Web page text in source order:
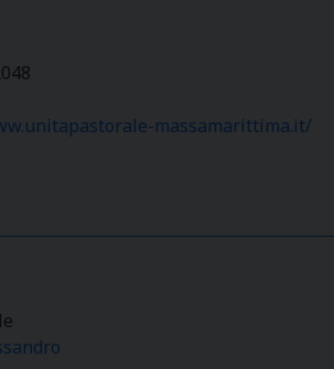
massamarittima.it/